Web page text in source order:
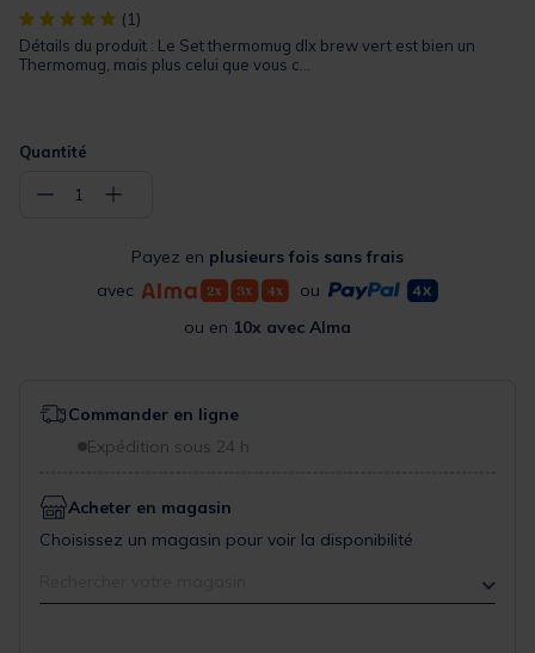
[object Object] out of 5 Customer Rating
(1)
Détails du produit : Le Set thermomug dlx brew vert est bien un
Thermomug, mais plus celui que vous c...
Quantité
− 1 +
Payez en plusieurs fois sans frais
avec
ou
ou en 10x avec Alma
Commander en ligne
Expédition sous 24 h
Acheter en magasin
Choisissez un magasin pour voir la disponibilité